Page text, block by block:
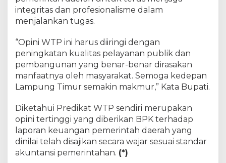
integritas dan profesionalisme dalam
menjalankan tugas.
“Opini WTP ini harus diiringi dengan
peningkatan kualitas pelayanan publik dan
pembangunan yang benar-benar dirasakan
manfaatnya oleh masyarakat. Semoga kedepan
Lampung Timur semakin makmur,” Kata Bupati.
Diketahui Predikat WTP sendiri merupakan
opini tertinggi yang diberikan BPK terhadap
laporan keuangan pemerintah daerah yang
dinilai telah disajikan secara wajar sesuai standar
akuntansi pemerintahan. (*)